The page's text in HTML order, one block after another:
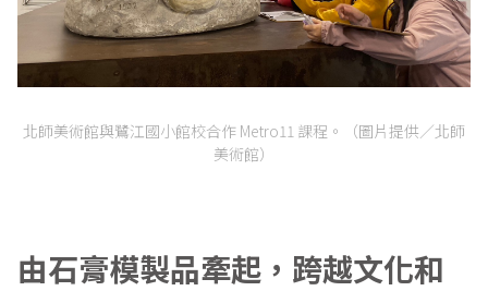
北師美術館與鷺江國小館校合作 Metro11 課程。（圖片提供／北師
美術館）
由石膏模製品牽起，跨越文化和